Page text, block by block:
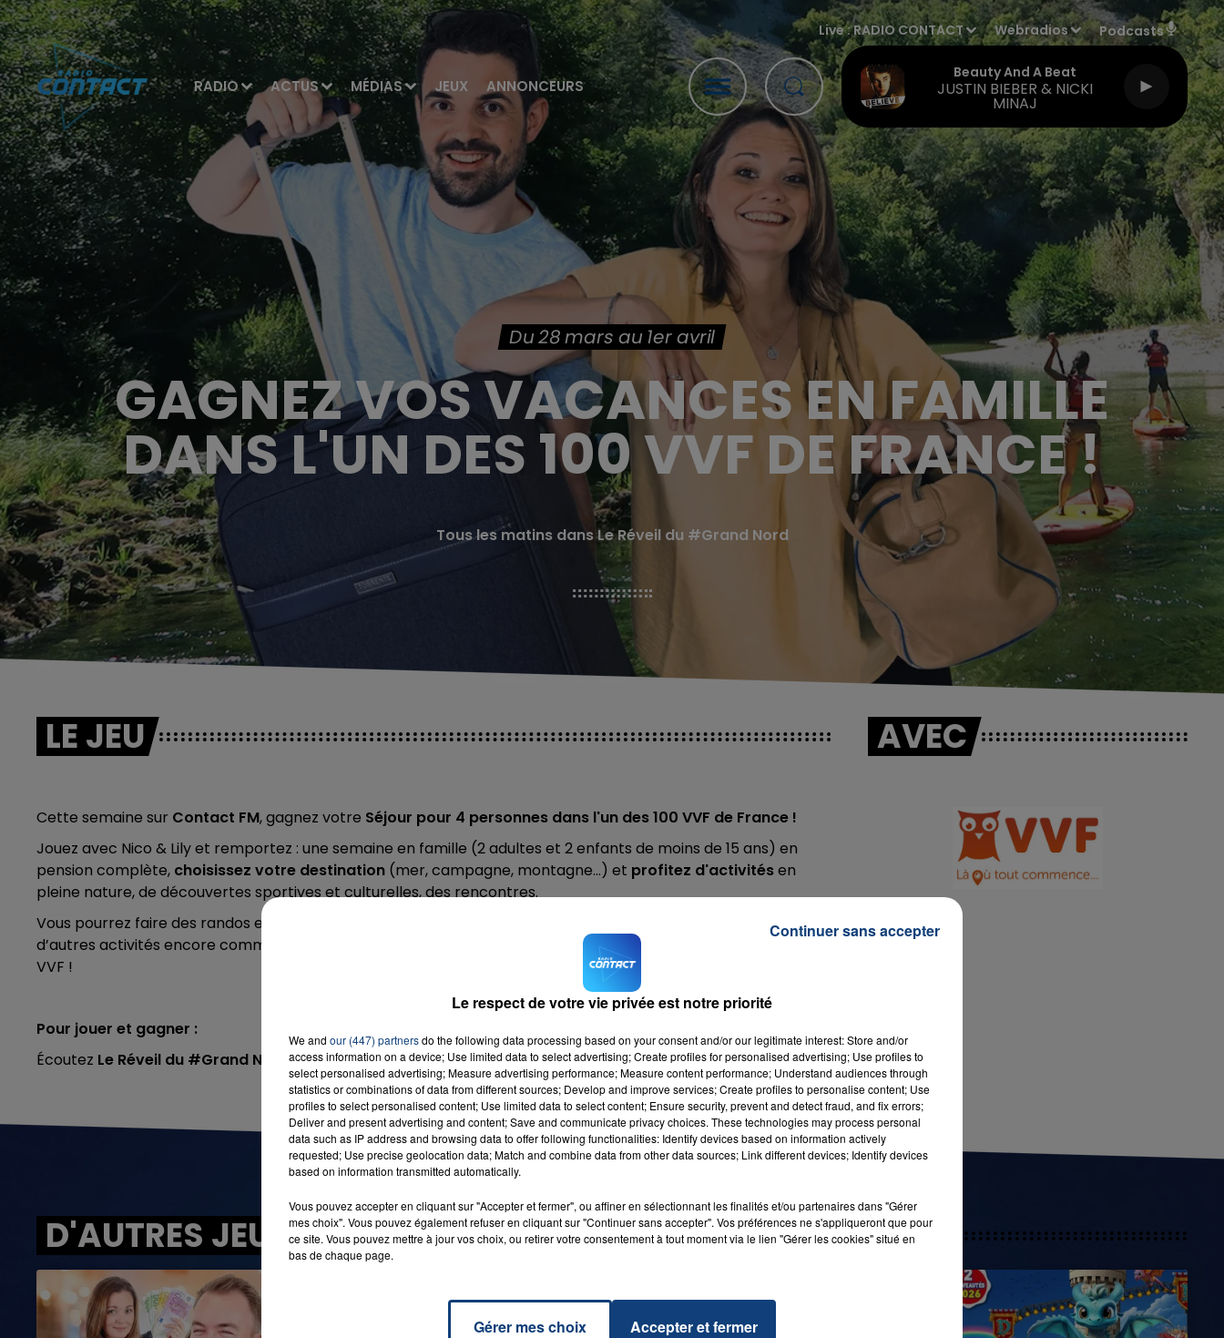
RADIO ACTUS MÉDIAS JEUX ANNONCEURS
Live :RADIO CONTACT Webradios Podcasts
Beauty And A Beat
JUSTIN BIEBER & NICKI
MINAJ
7h00 - 11h00
LA TEAM DE L'ÉTÉ
Du 28 mars au 1er avril
GAGNEZ VOS VACANCES EN FAMILLE
DANS L'UN DES 100 VVF DE FRANCE !
Tous les matins dans Le Réveil du #Grand Nord
LE JEU
Cette semaine sur Contact FM, gagnez votre Séjour pour 4 personnes dans l'un des 100 VVF de France !
Jouez avec Nico & Lily et remportez : une semaine en famille (2 adultes et 2 enfants de moins de 15 ans) en
pension complète, choisissez votre destination (mer, campagne, montagne...) et profitez d'activitésen
pleine nature, de découvertes sportives et culturelles, des rencontres.
Vous pourrez faire des randos et des visites en famille, mais aussi du surf, du Paddle, du VVT, du Rafting et bien
d’autres activités encore comme le farniente au bord de la piscine. Il y en a pour tous les gouts parmi les 100
VVF !
Pour jouer et gagner :
Écoutez Le Réveil du #Grand Nordpuis envoyezREVEILpar SMS au7.14.15(2x0.75€ + prix d'un sms)
AVEC
D'AUTRES JEUX
Le respect de votre vie privée est notre priorité
We and our (447) partnersdo the following data processing based on your consent and/or our legitimate interest: Store and/or
access information on a device; Use limited data to select advertising; Create profiles for personalised advertising; Use profiles to
select personalised advertising; Measure advertising performance; Measure content performance; Understand audiences through
statistics or combinations of data from different sources; Develop and improve services; Create profiles to personalise content; Use
profiles to select personalised content; Use limited data to select content; Ensure security, prevent and detect fraud, and fix errors;
Deliver and present advertising and content; Save and communicate privacy choices. These technologies may process personal
data such as IP address and browsing data to offer following functionalities: Identify devices based on information actively
requested; Use precise geolocation data; Match and combine data from other data sources; Link different devices; Identify devices
based on information transmitted automatically.
Vous pouvez accepter en cliquant sur "Accepter et fermer", ou affiner en sélectionnant les finalités et/ou partenaires dans "Gérer
mes choix". Vous pouvez également refuser en cliquant sur "Continuer sans accepter". Vos préférences ne s'appliqueront que pour
ce site. Vous pouvez mettre à jour vos choix, ou retirer votre consentement à tout moment via le lien "Gérer les cookies" situé en
bas de chaque page.
Gérer mes choix Accepter et fermer
Continuer sans accepter